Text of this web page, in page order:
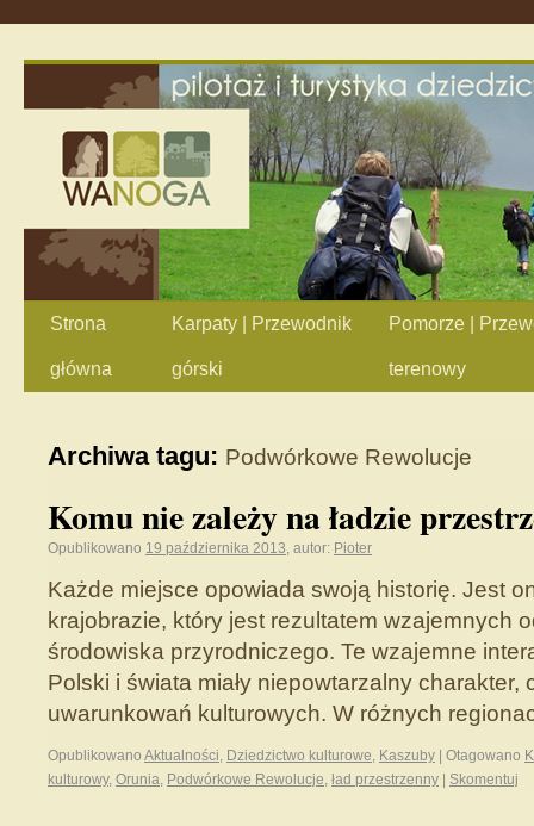
Strona
główna
Karpaty | Przewodnik
górski
Pomorze |
terenowy
Archiwa tagu: Podwórkowe Rewolucje
Komu nie zależy na ładzie
Opublikowano 19 października 2013, autor: Pioter
Każde miejsce opowiada swoją historię. Jest
krajobrazie, który jest rezultatem wzajemnych
środowiska przyrodniczego. Te wzajemne
Polski i świata miały niepowtarzalny charakter,
uwarunkowań kulturowych. W różnych
Opublikowano Aktualności, Dziedzictwo kulturowe, Kaszuby Otagowano
kulturowy, Orunia, Podwórkowe Rewolucje, ład przestrzenny Skomentuj